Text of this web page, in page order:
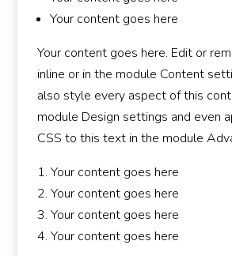
Your content goes here
Your content goes here. Edit or
inline or in the module Content
also style every aspect of this
module Design settings and even
CSS to this text in the module
Your content goes here
Your content goes here
Your content goes here
Your content goes here